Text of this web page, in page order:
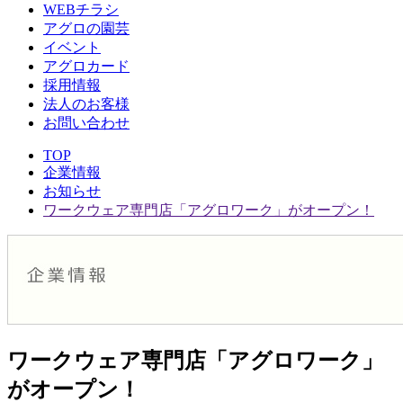
WEBチラシ
アグロの園芸
イベント
アグロカード
採用情報
法人のお客様
お問い合わせ
TOP
企業情報
お知らせ
ワークウェア専門店「アグロワーク」がオープン！
ワークウェア専門店「アグロワーク」
がオープン！